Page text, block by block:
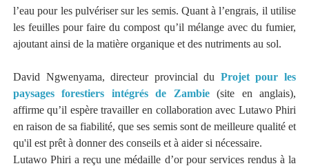
l’eau pour les pulvériser sur les semis. Quant à l’engrais, il utilise
les feuilles pour faire du compost qu’il mélange avec du fumier,
ajoutant ainsi de la matière organique et des nutriments au sol.
David Ngwenyama, directeur provincial du Projet pour les
paysages forestiers intégrés de Zambie(site en anglais),
affirme qu’il espère travailler en collaboration avec Lutawo Phiri
en raison de sa fiabilité, que ses semis sont de meilleure qualité et
qu'il est prêt à donner des conseils et à aider si nécessaire.
Lutawo Phiri a reçu une médaille d’or pour services rendus à la